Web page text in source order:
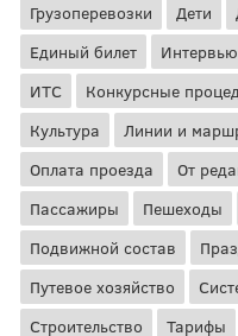
Грузоперевозки
Дети
Единый билет
Интервью
ИТС
Конкурсные
Культура
Линии и
Оплата проезда
От
Пассажиры
Пешеходы
Подвижной состав
Путевое хозяйство
Строительство
Тарифы